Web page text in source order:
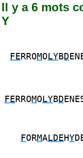
Il y a 6 mots
Y
FE RROMO LYB D
FE RROMO LYB D
FORMALDE HY